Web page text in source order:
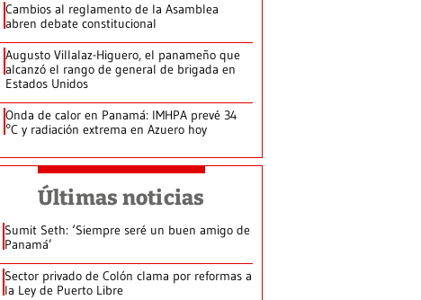
Cambios al reglamento de la Asamblea
abren debate constitucional
Augusto Villalaz-Higuero, el panameño que
alcanzó el rango de general de brigada en
Estados Unidos
Onda de calor en Panamá: IMHPA prevé 34
°C y radiación extrema en Azuero hoy
Últimas noticias
Sumit Seth: ‘Siempre seré un buen amigo de
Panamá’
Sector privado de Colón clama por reformas a
la Ley de Puerto Libre